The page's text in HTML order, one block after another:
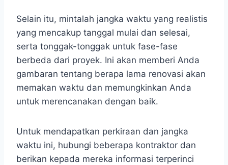
Selain itu, mintalah jangka waktu yang realistis
yang mencakup tanggal mulai dan selesai,
serta tonggak-tonggak untuk fase-fase
berbeda dari proyek. Ini akan memberi Anda
gambaran tentang berapa lama renovasi akan
memakan waktu dan memungkinkan Anda
untuk merencanakan dengan baik.
Untuk mendapatkan perkiraan dan jangka
waktu ini, hubungi beberapa kontraktor dan
berikan kepada mereka informasi terperinci